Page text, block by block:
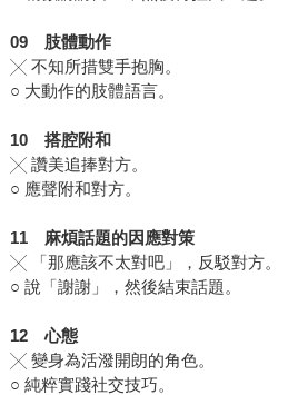
09
肢體動作
╳ 不知所措雙手抱胸。
○ 大動作的肢體語言。
10
搭腔附和
╳ 讚美追捧對方。
○ 應聲附和對方。
11
麻煩話題的因應對策
╳ 「那應該不太對吧」，反駁對方。
○ 說「謝謝」，然後結束話題。
12
心態
╳ 變身為活潑開朗的角色。
○ 純粹實踐社交技巧。